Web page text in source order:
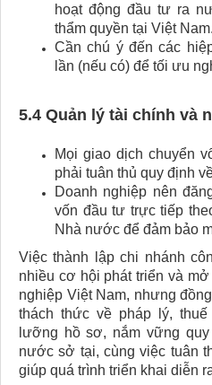
hoạt động đầu tư ra
thẩm quyền tại Việt Nam.
Cần chú ý đến các
lần (nếu có) để tối ưu
5.4 Quản lý tài chính và
Mọi giao dịch chuyển
phải tuân thủ quy định
Doanh nghiệp nên
vốn đầu tư trực tiếp
Nhà nước để đảm bảo
Việc thành lập chi nhánh
nhiều cơ hội phát triển và
nghiệp Việt Nam, nhưng
thách thức về pháp lý,
lưỡng hồ sơ, nắm vững
nước sở tại, cùng việc tuân
giúp quá trình triển khai diễn